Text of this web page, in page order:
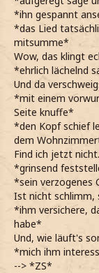
*ihn gespannt
*das Lied
mitsumme*
Wow, das klingt
*ehrlich lächelnd
Und da
*mit einem
Seite knuffe*
*den Kopf schief
dem
Find ich jetzt
*grinsend
*sein verzogenes
Ist nicht schlimm,
*ihm versichere,
habe*
Und, wie läuft's
*mich ihm
--> *ZS*